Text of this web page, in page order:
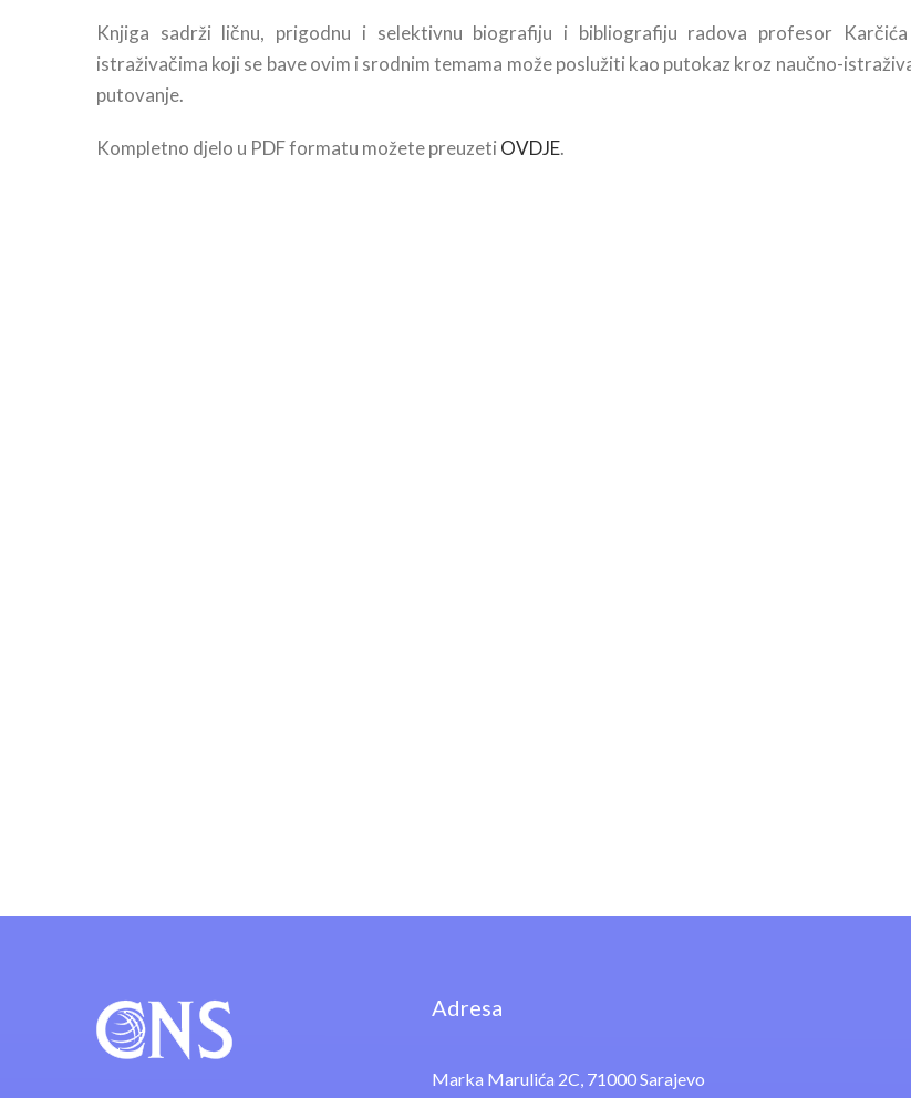
Knjiga sadrži ličnu, prigodnu i selektivnu biografiju i bibliografiju radova profesor
istraživačima koji se bave ovim i srodnim temama može poslužiti kao putokaz kroz naučno-
putovanje.
Kompletno djelo u PDF formatu možete preuzeti OVDJE.
Adresa
Marka Marulića 2C, 71000 Sarajevo